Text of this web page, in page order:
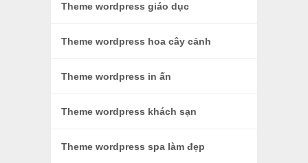
Theme wordpress giáo dục
Theme wordpress hoa cây cảnh
Theme wordpress in ấn
Theme wordpress khách sạn
Theme wordpress spa làm đẹp